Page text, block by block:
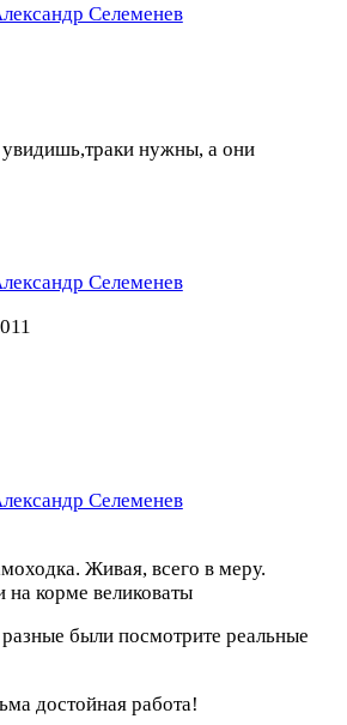
Селеменев
нужны, а они
Селеменев
Селеменев
Живая, всего в меру.
на корме великоваты
были посмотрите реальные
достойная работа!